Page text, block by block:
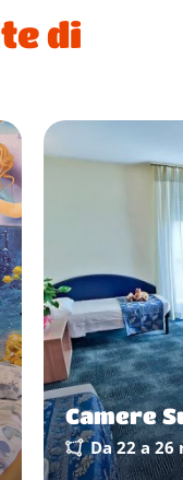
di
Camere
Da 22 a 26